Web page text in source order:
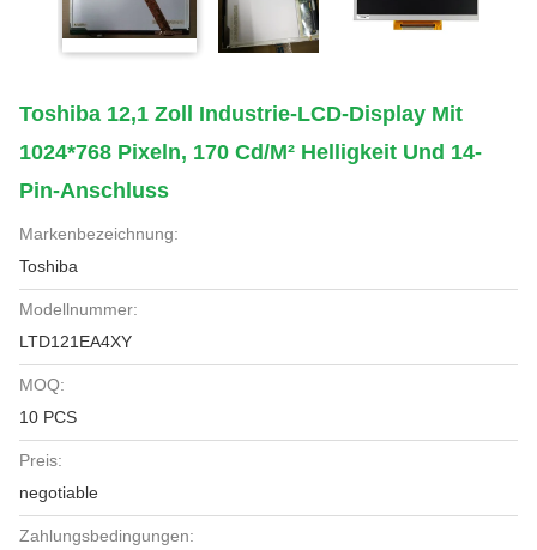
Toshiba 12,1 Zoll Industrie-LCD-Display Mit
1024*768 Pixeln, 170 Cd/m² Helligkeit Und 14-
Pin-Anschluss
Markenbezeichnung:
Toshiba
Modellnummer:
LTD121EA4XY
MOQ:
10 PCS
Preis:
negotiable
Zahlungsbedingungen: